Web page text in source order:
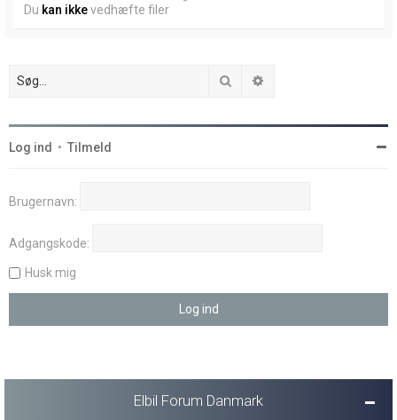
Du kan ikkevedhæfte filer
Søg
Log ind • Tilmeld
Brugernavn:
Adgangskode:
Husk mig
Elbil Forum Danmark